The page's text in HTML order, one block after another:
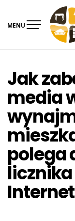
content
MENU
Jak
media
polega